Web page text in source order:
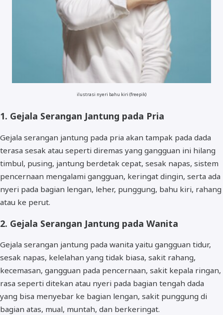
ilustrasi nyeri bahu kiri (freepik)
1. Gejala Serangan Jantung pada Pria
Gejala serangan jantung pada pria akan tampak pada dada
terasa sesak atau seperti diremas yang gangguan ini hilang
timbul, pusing, jantung berdetak cepat, sesak napas, sistem
pencernaan mengalami gangguan, keringat dingin, serta ada
nyeri pada bagian lengan, leher, punggung, bahu kiri, rahang
atau ke perut.
2. Gejala Serangan Jantung pada Wanita
Gejala serangan jantung pada wanita yaitu gangguan tidur,
sesak napas, kelelahan yang tidak biasa, sakit rahang,
kecemasan, gangguan pada pencernaan, sakit kepala ringan,
rasa seperti ditekan atau nyeri pada bagian tengah dada
yang bisa menyebar ke bagian lengan, sakit punggung di
bagian atas, mual, muntah, dan berkeringat.